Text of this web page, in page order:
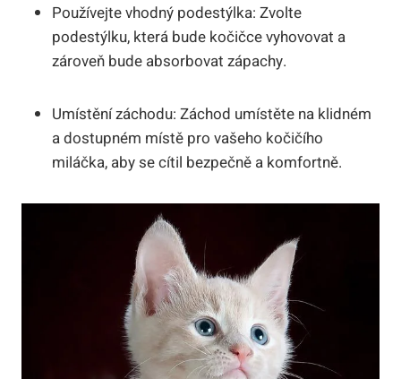
Používejte vhodný podestýlka: Zvolte
podestýlku, která bude kočičce vyhovovat a
zároveň bude absorbovat zápachy.
Umístění záchodu: Záchod umístěte na klidném
a dostupném místě pro vašeho kočičího
miláčka, aby se cítil bezpečně a komfortně.